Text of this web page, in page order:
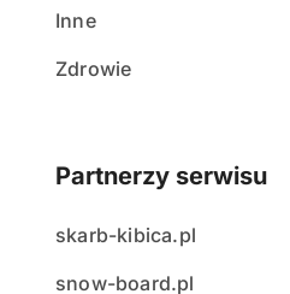
Inne
Zdrowie
Partnerzy serwisu
skarb-kibica.pl
snow-board.pl